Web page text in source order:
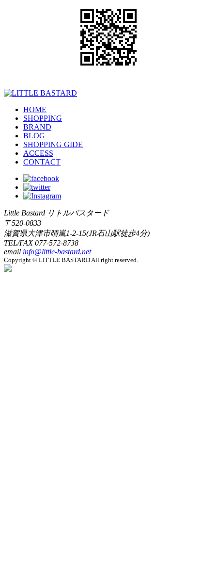
HOME
SHOPPING
BRAND
BLOG
SHOPPING GIDE
ACCESS
CONTACT
Little Bastard リトルバスタード
〒520-0833
滋賀県大津市晴嵐1-2-15(JR石山駅徒歩4分)
TEL/FAX077-572-8738
email info@little-bastard.net
Copyright © LITTLE BASTARD All right reserved.